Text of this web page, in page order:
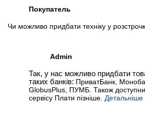
Покупатель
Чи можливо придбати техніку у
Admin
Так, у нас можливо придбати
таких банків: ПриватБанк,
GlobusPlus, ПУМБ. Також
сервісу Плати пізніше. Детальніше